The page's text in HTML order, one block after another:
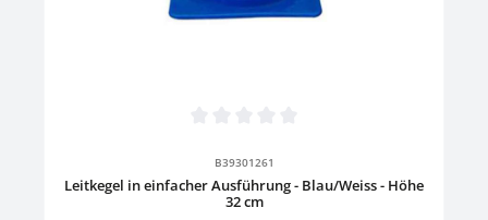
B39301261
Leitkegel in einfacher Ausführung - Blau/Weiss - Höhe
32 cm